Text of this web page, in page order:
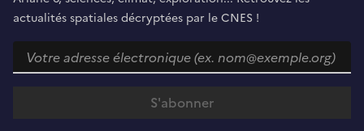
actualités spatiales décryptées par le CNES !